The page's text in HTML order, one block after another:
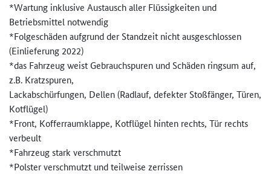
*Wartung inklusive Austausch aller Flüssigkeiten und
Betriebsmittel notwendig
*Folgeschäden aufgrund der Standzeit nicht ausgeschlossen
(Einlieferung 2022)
*das Fahrzeug weist Gebrauchspuren und Schäden ringsum auf,
z.B. Kratzspuren,
Lackabschürfungen, Dellen (Radlauf, defekter Stoßfänger, Türen,
Kotflügel)
*Front, Kofferraumklappe, Kotflügel hinten rechts, Tür rechts
verbeult
*Fahrzeug stark verschmutzt
*Polster verschmutzt und teilweise zerrissen